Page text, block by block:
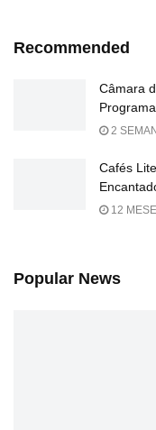
Recommended
Câmara
2
Cafés
12
Popular News